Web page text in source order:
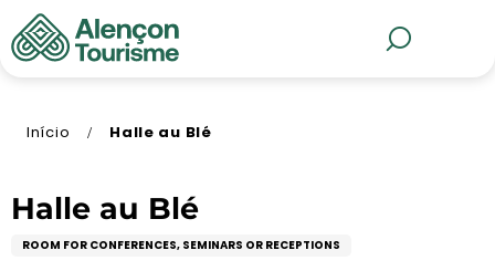
Aller
au
contenu
Início Halle au Blé
Halle au Blé
ROOM FOR CONFERENCES, SEMINARS OR RECEPTIONS